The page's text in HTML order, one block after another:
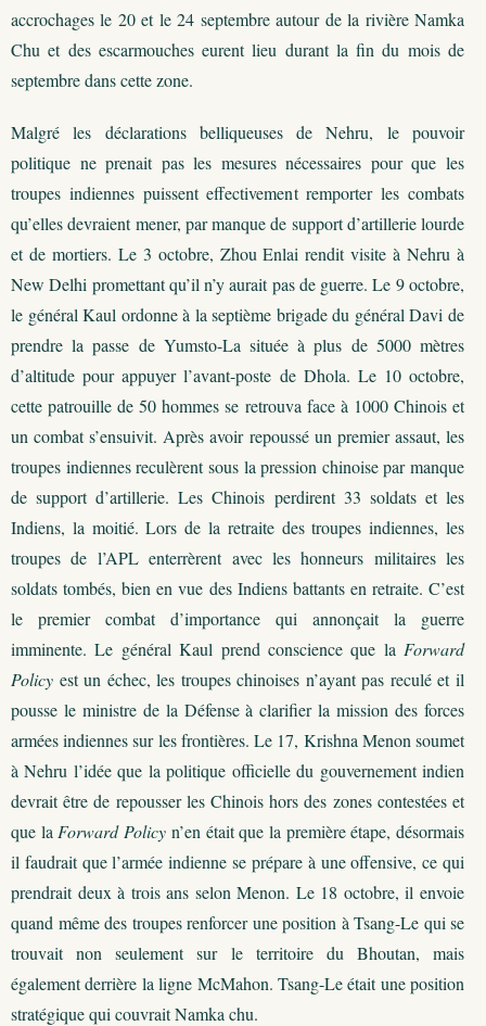
accrochages le 20 et le 24 septembre autour de la rivière Namka
Chu et des escarmouches eurent lieu durant la fin du mois de
septembre dans cette zone.
Malgré les déclarations belliqueuses de Nehru, le pouvoir
politique ne prenait pas les mesures nécessaires pour que les
troupes indiennes puissent effectivement remporter les combats
qu’elles devraient mener, par manque de support d’artillerie lourde
et de mortiers. Le 3 octobre, Zhou Enlai rendit visite à Nehru à
New Delhi promettant qu’il n’y aurait pas de guerre. Le 9 octobre,
le général Kaul ordonne à la septième brigade du général Davi de
prendre la passe de Yumsto-La située à plus de 5000 mètres
d’altitude pour appuyer l’avant-poste de Dhola. Le 10 octobre,
cette patrouille de 50 hommes se retrouva face à 1000 Chinois et
un combat s’ensuivit. Après avoir repoussé un premier assaut, les
troupes indiennes reculèrent sous la pression chinoise par manque
de support d’artillerie. Les Chinois perdirent 33 soldats et les
Indiens, la moitié. Lors de la retraite des troupes indiennes, les
troupes de l’APL enterrèrent avec les honneurs militaires les
soldats tombés, bien en vue des Indiens battants en retraite. C’est
le premier combat d’importance qui annonçait la guerre
imminente. Le général Kaul prend conscience que la Forward
Policy est un échec, les troupes chinoises n’ayant pas reculé et il
pousse le ministre de la Défense à clarifier la mission des forces
armées indiennes sur les frontières. Le 17, Krishna Menon soumet
à Nehru l’idée que la politique officielle du gouvernement indien
devrait être de repousser les Chinois hors des zones contestées et
que la Forward Policy n’en était que la première étape, désormais
il faudrait que l’armée indienne se prépare à une offensive, ce qui
prendrait deux à trois ans selon Menon. Le 18 octobre, il envoie
quand même des troupes renforcer une position à Tsang-Le qui se
trouvait non seulement sur le territoire du Bhoutan, mais
également derrière la ligne McMahon. Tsang-Le était une position
stratégique qui couvrait Namka chu.